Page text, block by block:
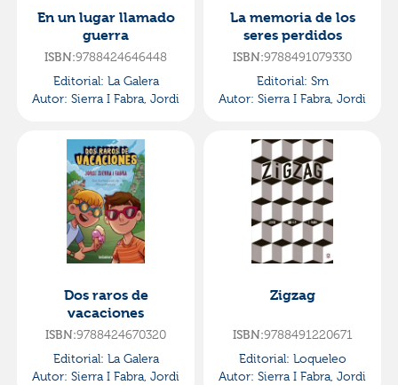
En un lugar llamado
guerra
ISBN:9788424646448
Editorial: La Galera
Autor: Sierra I Fabra, Jordi
La memoria de los
seres perdidos
ISBN:9788491079330
Editorial: Sm
Autor: Sierra I Fabra, Jordi
Dos raros de
vacaciones
ISBN:9788424670320
Editorial: La Galera
Autor: Sierra I Fabra, Jordi
Zigzag
ISBN:9788491220671
Editorial: Loqueleo
Autor: Sierra I Fabra, Jordi